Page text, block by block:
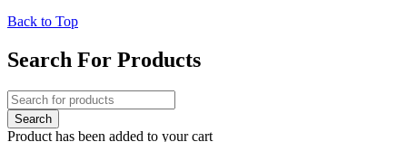
Back to Top
Search For Products
Product has been added to your cart